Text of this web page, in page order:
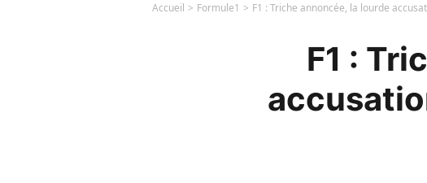
Accueil Formule1 F1 : Triche annoncée, la lourde
F1 :